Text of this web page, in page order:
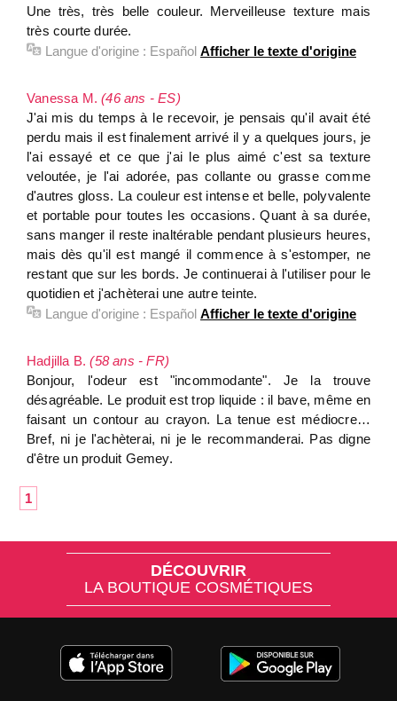
Une très, très belle couleur. Merveilleuse texture mais
très courte durée.
Langue d'origine : Español Afficher le texte d'origine
Vanessa M.(46 ans - ES)
J'ai mis du temps à le recevoir, je pensais qu'il avait été
perdu mais il est finalement arrivé il y a quelques jours, je
l'ai essayé et ce que j'ai le plus aimé c'est sa texture
veloutée, je l'ai adorée, pas collante ou grasse comme
d'autres gloss. La couleur est intense et belle, polyvalente
et portable pour toutes les occasions. Quant à sa durée,
sans manger il reste inaltérable pendant plusieurs heures,
mais dès qu'il est mangé il commence à s'estomper, ne
restant que sur les bords. Je continuerai à l'utiliser pour le
quotidien et j'achèterai une autre teinte.
Langue d'origine : Español Afficher le texte d'origine
Hadjilla B.(58 ans - FR)
Bonjour, l'odeur est "incommodante". Je la trouve
désagréable. Le produit est trop liquide : il bave, même en
faisant un contour au crayon. La tenue est médiocre…
Bref, ni je l'achèterai, ni je le recommanderai. Pas digne
d'être un produit Gemey.
1
DÉCOUVRIR
LA BOUTIQUE COSMÉTIQUES